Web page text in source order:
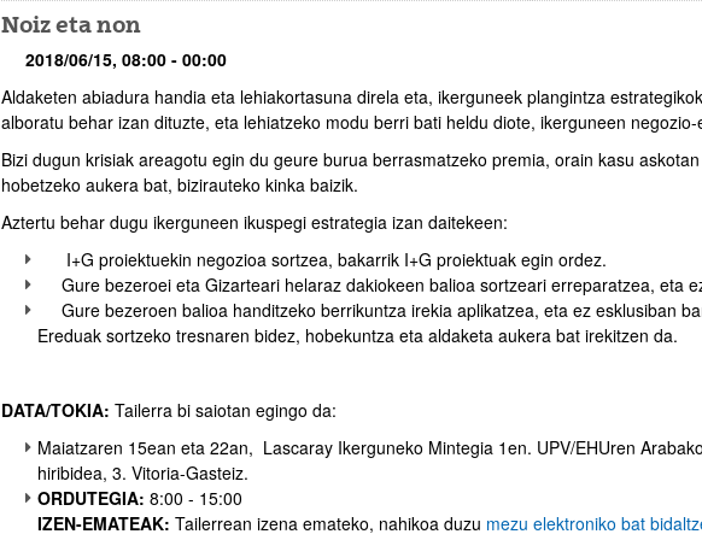
Noiz eta non
2018/06/15, 08:00 - 00:00
Deskribapena
Aldaketen abiadura handia eta lehiakortasuna direla eta, ikerguneek plangintza
alboratu behar izan dituzte, eta lehiatzeko modu berri bati heldu diote, ikerguneen
Bizi dugun krisiak areagotu egin du geure burua berrasmatzeko premia, orain kasu
hobetzeko aukera bat, bizirauteko kinka baizik.
Aztertu behar dugu ikerguneen ikuspegi estrategia izan daitekeen:
I+G proiektuekin negozioa sortzea, bakarrik I+G proiektuak egin ordez.
Gure bezeroei eta Gizarteari helaraz dakiokeen balioa sortzeari erreparatzea, eta
Gure bezeroen balioa handitzeko berrikuntza irekia aplikatzea, eta ez esklusiban
Ereduak sortzeko tresnaren bidez, hobekuntza eta aldaketa aukera bat irekitzen da.
DATA/TOKIA: Tailerra bi saiotan egingo da:
Maiatzaren 15ean eta 22an, Lascaray Ikerguneko Mintegia 1en. UPV/EHUren
hiribidea, 3. Vitoria-Gasteiz.
ORDUTEGIA: 8:00 - 15:00
IZEN-EMATEAK: Tailerrean izena emateko, nahikoa duzu mezu elektroniko bat